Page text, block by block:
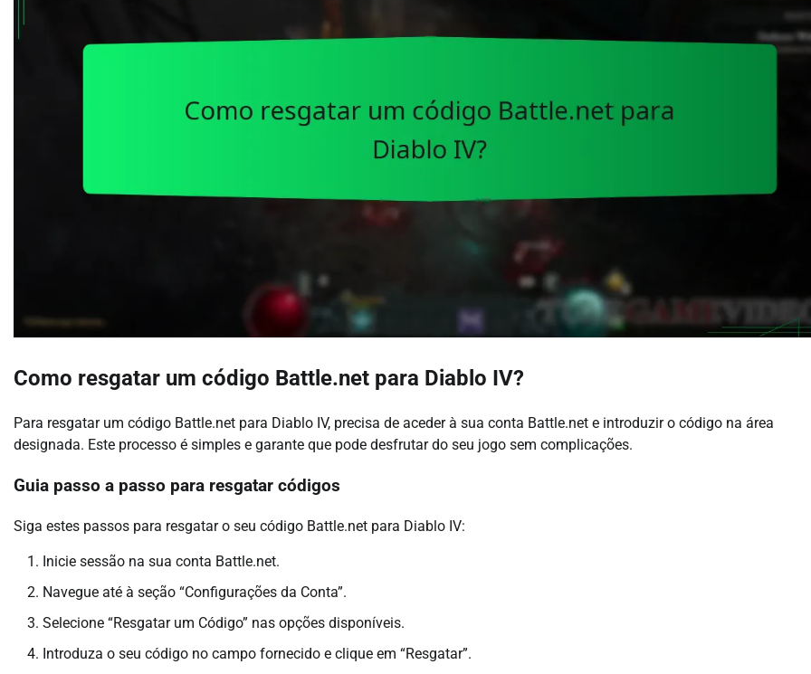
Como resgatar um código Battle.net para Diablo IV?
Para resgatar um código Battle.net para Diablo IV, precisa de aceder à sua conta Battle.net e introduzir o código na área
designada. Este processo é simples e garante que pode desfrutar do seu jogo sem complicações.
Guia passo a passo para resgatar códigos
Siga estes passos para resgatar o seu código Battle.net para Diablo IV:
Inicie sessão na sua conta Battle.net.
Navegue até à seção “Configurações da Conta”.
Selecione “Resgatar um Código” nas opções disponíveis.
Introduza o seu código no campo fornecido e clique em “Resgatar”.